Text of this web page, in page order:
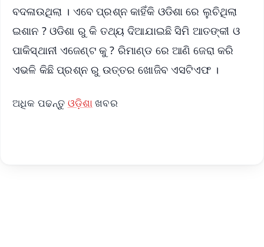
ବଦଳାଉଥିଲା । ଏବେ ପ୍ରଶ୍ନ କାହିଁକି ଓଡିଶା ରେ ଲୁଚିଥିଲା
ଇଶାନ ? ଓଡିଶା ରୁ କି ତଥ୍ୟ ଦିଆଯାଇଛି ସିମି ଆତଙ୍କୀ ଓ
ପାକିସ୍ଥାନୀ ଏଜେଣ୍ଟ କୁ ? ରିମାଣ୍ଡ ରେ ଆଣି ଜେରା କରି
ଏଭଳି କିଛି ପ୍ରଶ୍ନ ରୁ ଉତ୍ତର ଖୋଜିବ ଏସଟିଏଫ ।
ଅଧିକ ପଢନ୍ତୁ ଓଡ଼ିଶା ଖବର